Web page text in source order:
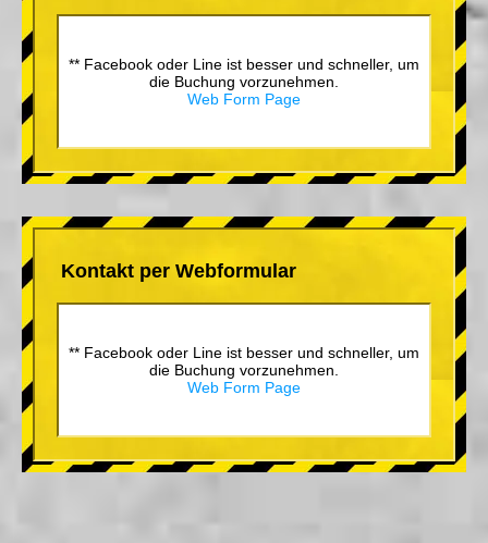
** Facebook oder Line ist besser und schneller, um
die Buchung vorzunehmen.
Web Form Page
Kontakt per Webformular
** Facebook oder Line ist besser und schneller, um
die Buchung vorzunehmen.
Web Form Page